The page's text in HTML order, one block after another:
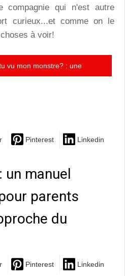
compagnie qui n'est autre
curieux...et comme on le
à voir!
vu mon monstre? : une
Pinterest Linkedin
manuel
parents
du
Pinterest Linkedin